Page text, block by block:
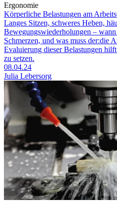
Ergonomie
Körperliche Belastungen am
Langes Sitzen, schweres Heben,
Bewegungswiederholungen –
Schmerzen, und was muss der:die
Evaluierung dieser Belastungen
zu setzen.
08.04.24
Julia Lebersorg